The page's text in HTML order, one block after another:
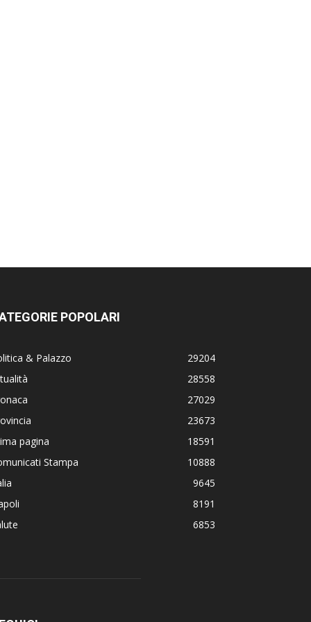
POPOLARI
& Palazzo
29204
28558
27029
23673
pagina
18591
Stampa
10888
9645
8191
6853